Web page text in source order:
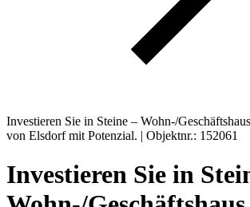
Investieren Sie in Steine – Wohn-/
von Elsdorf mit Potenzial. | Objektnr.: 152061
Investieren Sie in